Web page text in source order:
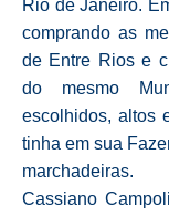
Rio de Janeiro.
comprando as
de Entre Rios e
do mesmo
escolhidos, altos
tinha em sua
marchadeiras.
Cassiano